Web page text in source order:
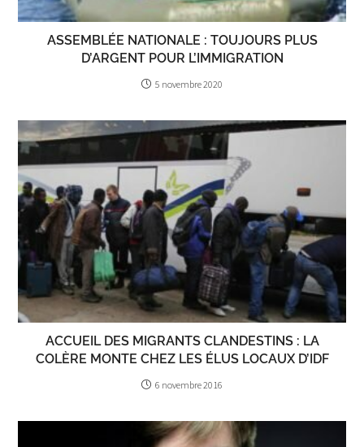
ASSEMBLÉE NATIONALE : TOUJOURS PLUS
D’ARGENT POUR L’IMMIGRATION
5 novembre 2020
ACCUEIL DES MIGRANTS CLANDESTINS : LA
COLÈRE MONTE CHEZ LES ÉLUS LOCAUX D’IDF
6 novembre 2016